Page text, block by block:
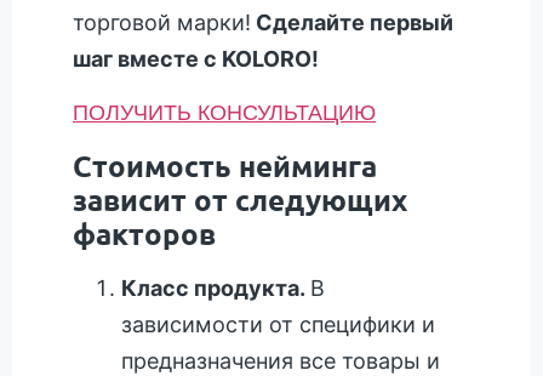
торговой марки! Сделайте первый
шаг вместе с KOLORO!
ПОЛУЧИТЬ КОНСУЛЬТАЦИЮ
Стоимость нейминга
зависит от следующих
факторов
Класс продукта. В
зависимости от специфики и
предназначения все товары и